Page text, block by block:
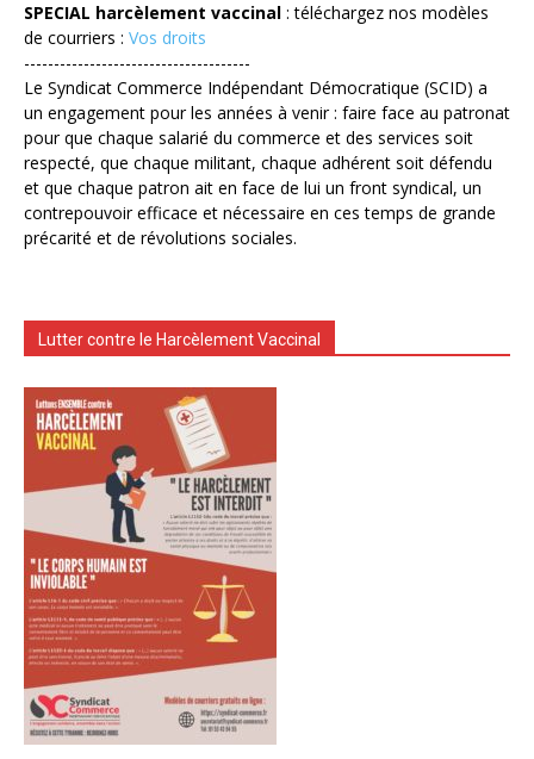
SPECIAL harcèlement vaccinal : téléchargez nos modèles
de courriers : Vos droits
--------------------------------------
Le Syndicat Commerce Indépendant Démocratique (SCID) a
un engagement pour les années à venir : faire face au patronat
pour que chaque salarié du commerce et des services soit
respecté, que chaque militant, chaque adhérent soit défendu
et que chaque patron ait en face de lui un front syndical, un
contrepouvoir efficace et nécessaire en ces temps de grande
précarité et de révolutions sociales.
Lutter contre le Harcèlement Vaccinal